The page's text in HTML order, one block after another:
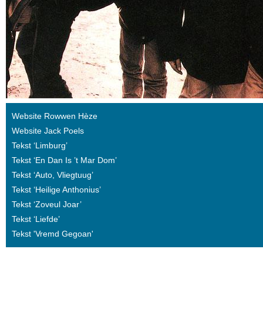
Website Rowwen Hèze
Website Jack Poels
Tekst ‘Limburg’
Tekst ‘En Dan Is ’t Mar Dom’
Tekst ‘Auto, Vliegtuug’
Tekst ‘Heilige Anthonius’
Tekst ‘Zoveul Joar’
Tekst ‘Liefde’
Tekst 'Vremd Gegoan'